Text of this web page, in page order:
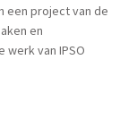
een project van de
en
van IPSO